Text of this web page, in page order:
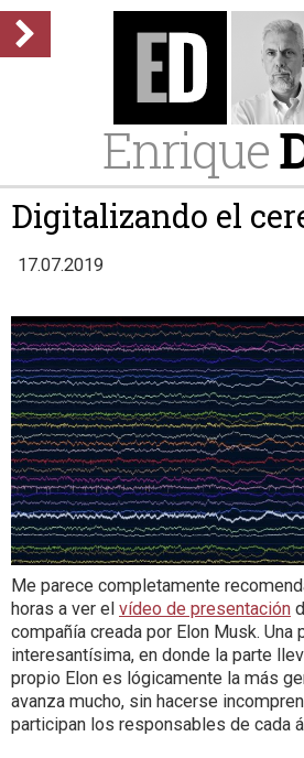
Enrique
Digitalizando el
17.07.2019
Me parece completamente
horas a ver el vídeo de presentación
compañía creada por Elon Musk. Una
interesantísima, en donde la parte
propio Elon es lógicamente la más
avanza mucho, sin hacerse
participan los responsables de cada